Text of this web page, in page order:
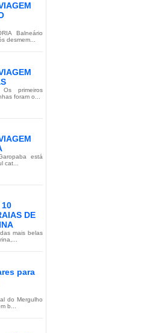
Balneário
desmem...
Os primeiros
foram o...
está
cat...
10
DE
mais belas
para
do Mergulho
b...